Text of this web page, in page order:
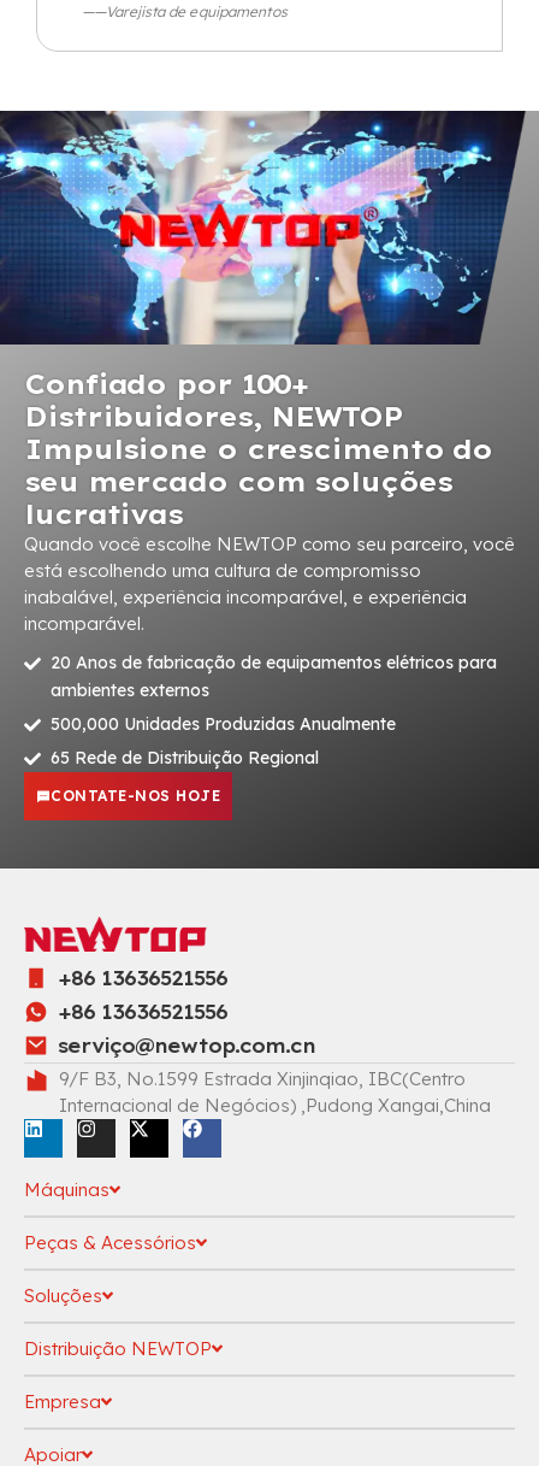
——Varejista de equipamentos
Confiado por 100+
Distribuidores, NEWTOP
Impulsione o crescimento do
seu mercado com soluções
lucrativas
Quando você escolhe NEWTOP como seu parceiro, você
está escolhendo uma cultura de compromisso
inabalável, experiência incomparável, e experiência
incomparável.
20 Anos de fabricação de equipamentos elétricos para
ambientes externos
500,000 Unidades Produzidas Anualmente
65 Rede de Distribuição Regional
CONTATE-NOS HOJE
+86 13636521556
+86 13636521556
serviço@newtop.com.cn
9/F B3, No.1599 Estrada Xinjinqiao, IBC(Centro
Internacional de Negócios) ,Pudong Xangai,China
Máquinas
Peças & Acessórios
Soluções
Distribuição NEWTOP
Empresa
Apoiar